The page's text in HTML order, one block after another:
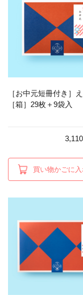
［お中元短冊付き］
［箱］29枚＋9袋入
買い物かごに入